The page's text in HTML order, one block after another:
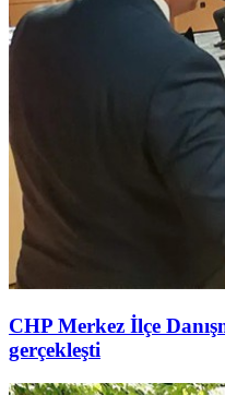
CHP Merkez İlçe
gerçekleşti